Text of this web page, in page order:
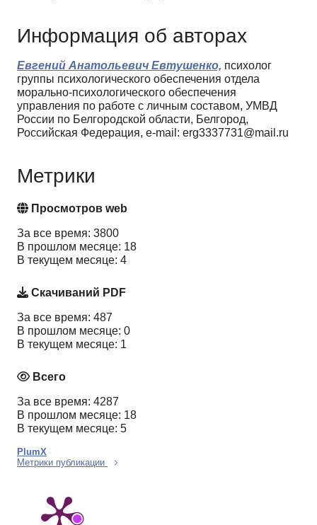
Информация об авторах
Евгений Анатольевич Евтушенко, психолог
группы психологического обеспечения отдела
морально-психологического обеспечения
управления по работе с личным составом, УМВД
России по Белгородской области, Белгород,
Российская Федерация, e-mail: erg3337731@mail.ru
Метрики
Просмотров web
За все время: 3800
В прошлом месяце: 18
В текущем месяце: 4
Скачиваний PDF
За все время: 487
В прошлом месяце: 0
В текущем месяце: 1
Всего
За все время: 4287
В прошлом месяце: 18
В текущем месяце: 5
PlumX
Метрики публикации